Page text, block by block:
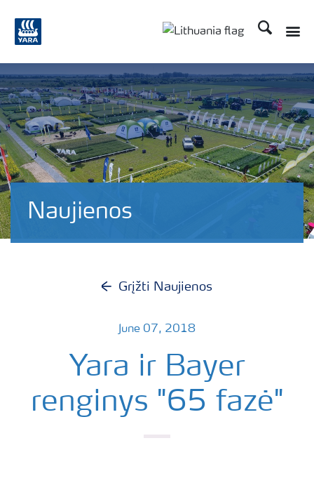
Ieškoti
Naujienos
Grįžti Naujienos
June 07, 2018
Yara ir Bayer
renginys "65 fazė"